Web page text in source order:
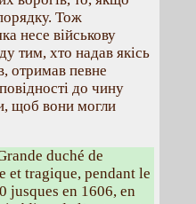
Тож
несе військову
тим, хто надав якісь
отримав певне
до чину
щоб вони могли
duché de
et tragique, pendant le
jusques en 1606, en